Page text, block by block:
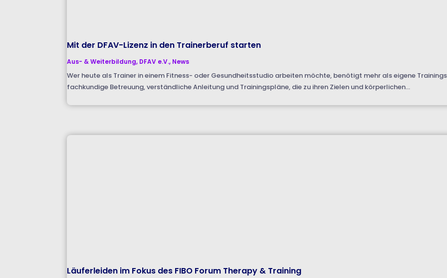
Mit der DFAV-Lizenz in den Trainerberuf starten
Aus- & Weiterbildung, DFAV e.V., News
Wer heute als Trainer in einem Fitness- oder Gesundheitsstudio arbeiten möchte, benötigt mehr als eigene
fachkundige Betreuung, verständliche Anleitung und Trainingspläne, die zu ihren Zielen und körperlichen...
Läuferleiden im Fokus des FIBO Forum Therapy & Training